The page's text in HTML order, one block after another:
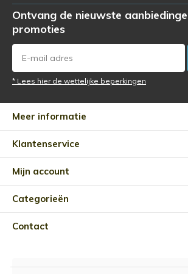
Ontvang de nieuwste
promoties
* Lees hier de wettelijke beperkingen
Meer informatie
Klantenservice
Mijn account
Categorieën
Contact